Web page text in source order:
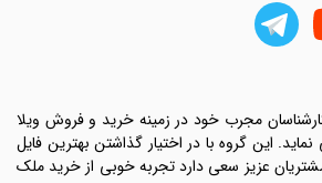
مجرب خود در زمینه خرید و فروش ویلا
این گروه با در اختیار گذاشتن بهترین فایل
عزیز سعی دارد تجربه خوبی از خرید ملک